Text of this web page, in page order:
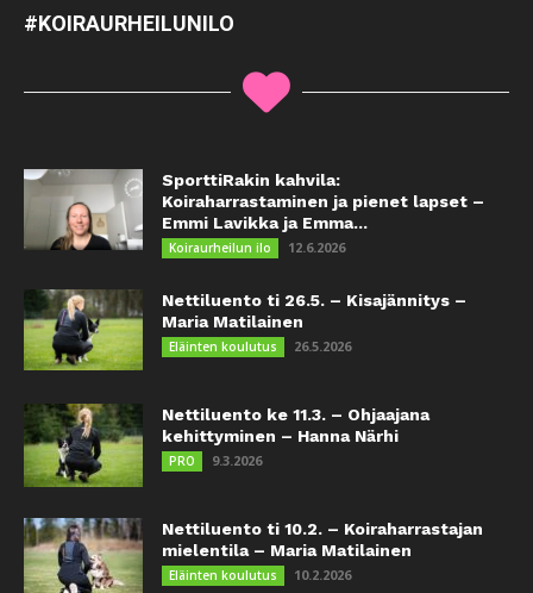
#KOIRAURHEILUNILO
SporttiRakin kahvila:
Koiraharrastaminen ja pienet lapset –
Emmi Lavikka ja Emma...
Koiraurheilun ilo 12.6.2026
Nettiluento ti 26.5. – Kisajännitys –
Maria Matilainen
Eläinten koulutus 26.5.2026
Nettiluento ke 11.3. – Ohjaajana
kehittyminen – Hanna Närhi
PRO 9.3.2026
Nettiluento ti 10.2. – Koiraharrastajan
mielentila – Maria Matilainen
Eläinten koulutus 10.2.2026